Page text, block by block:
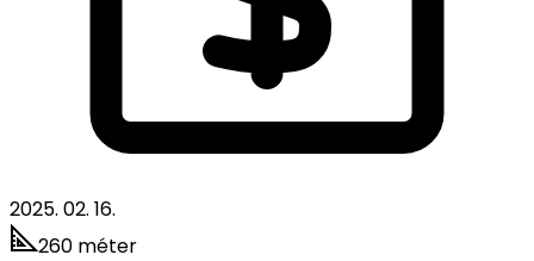
2025. 02. 16.
260 méter